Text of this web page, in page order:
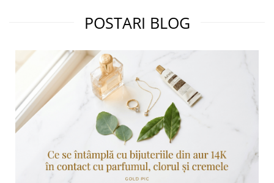
POSTARI BLOG